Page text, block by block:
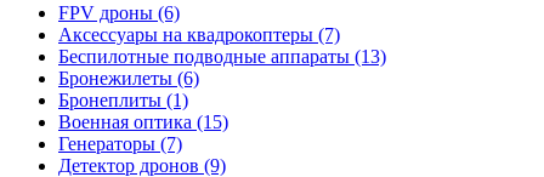
FPV дроны (6)
Аксессуары на квадрокоптеры (7)
Беспилотные подводные аппараты (13)
Бронежилеты (6)
Бронеплиты (1)
Военная оптика (15)
Генераторы (7)
Детектор дронов (9)